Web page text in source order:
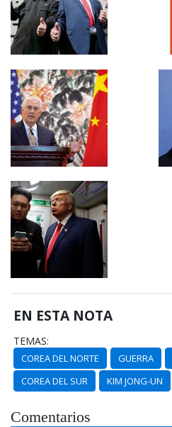
EN ESTA NOTA
TEMAS:
COREA DEL NORTE GUERRA
COREA DEL SUR
KIM JONG-UN
Comentarios